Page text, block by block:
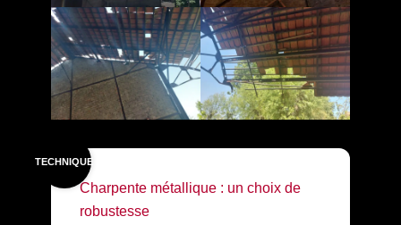
TECHNIQUE
Charpente métallique : un choix de
robustesse